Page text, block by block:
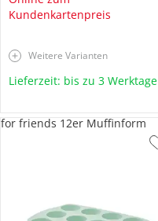
Kundenkartenpreis
Weitere Varianten
Lieferzeit: bis zu 3 Werktage
for friends 12er Muffinform